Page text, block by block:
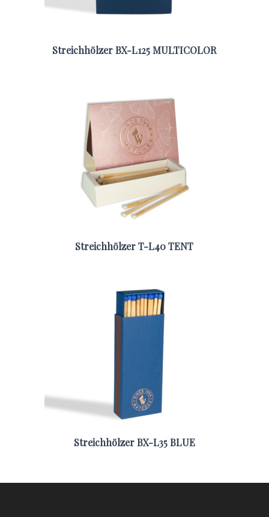
Streichhölzer BX-L125 MULTICOLOR
Streichhölzer T-L40 TENT
Streichhölzer BX-L35 BLUE